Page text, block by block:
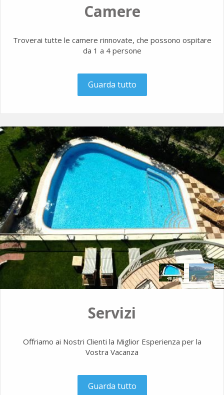
Camere
Troverai tutte le camere rinnovate, che possono ospitare
da 1 a 4 persone
Guarda tutto
Servizi
Offriamo ai Nostri Clienti la Miglior Esperienza per la
Vostra Vacanza
Guarda tutto